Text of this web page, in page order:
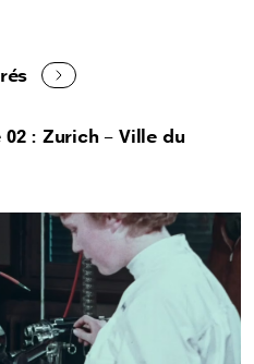
: Zurich – Ville du